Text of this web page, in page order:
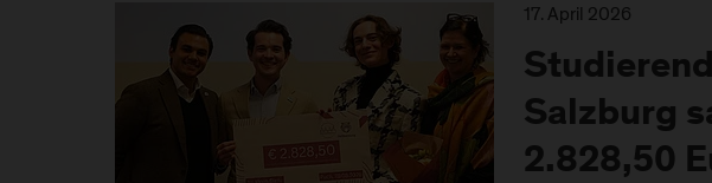
17. April 2026
Salzburg
2.828,50